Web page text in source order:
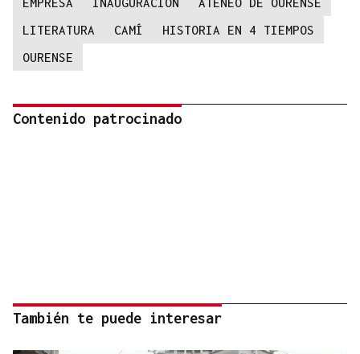
LITERATURA
CAMÍ
HISTORIA EN 4 TIEMPOS
OURENSE
Contenido patrocinado
También te puede interesar